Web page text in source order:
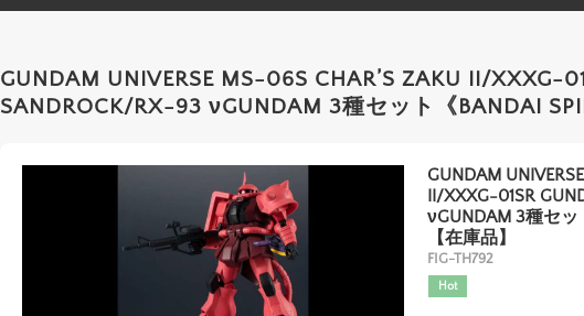
GUNDAM UNIVERSE MS-06S CHAR’S ZAKU II/XXXG-
SANDROCK/RX-93 νGUNDAM 3種セット《BANDAI
GUNDAM
II/XXXG-01SR
νGUNDAM 3種セッ
【在庫品】
FIG-TH792
Hot